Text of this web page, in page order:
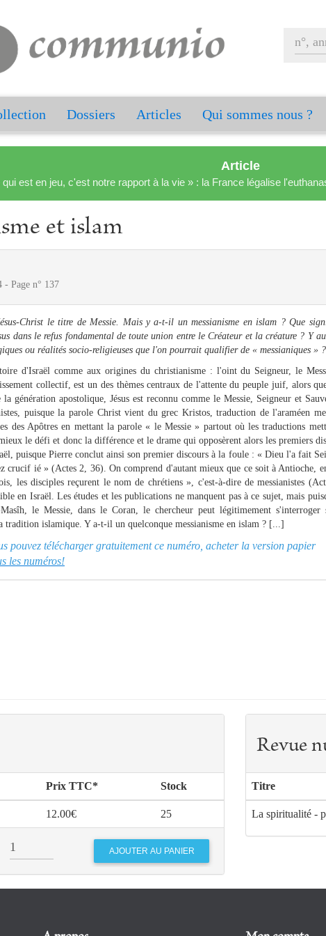
Dossiers Articles Qui sommes nous ?
Article
qui est en jeu, c'est notre rapport à la vie » : la France légalise
et islam
- Page n° 137
Christ le titre de Messie. Mais y a-t-il un messianisme en islam ? Que
dans le refus fondamental de toute union entre le Créateur et la créature ? Y
ou réalités socio-religieuses que l'on pourrait qualifier de « messianiques » ?
d'Israël comme aux origines du christianisme : l'oint du Seigneur, le
collectif, est un des thèmes centraux de l'attente du peuple juif, alors
génération apostolique, Jésus est reconnu comme le Messie, Seigneur et
puisque la parole Christ vient du grec Kristos, traduction de l'araméen
des Apôtres en mettant la parole « le Messie » partout où les traductions
le défi et donc la différence et le drame qui opposèrent alors les premiers
puisque Pierre conclut ainsi son premier discours à la foule : « Dieu l'a fait
crucif ié » (Actes 2, 36). On comprend d'autant mieux que ce soit à Antioche,
les disciples reçurent le nom de chrétiens », c'est-à-dire de messianistes
en Israël. Les études et les publications ne manquent pas à ce sujet, mais
le Messie, dans le Coran, le chercheur peut légitimement s'interroger
tradition islamique. Y a-t-il un quelconque messianisme en islam ? [...]
pouvez télécharger gratuitement ce numéro, acheter la version papier
les numéros!
Prix TTC* Stock
12.00€ 25
Revue
Titre
La spiritualité -